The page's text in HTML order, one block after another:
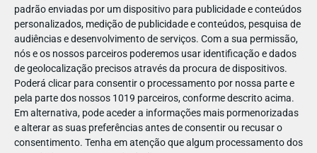
padrão enviadas por um dispositivo para publicidade e conteúdos
personalizados, medição de publicidade e conteúdos, pesquisa de
audiências e desenvolvimento de serviços. Com a sua permissão,
nós e os nossos parceiros poderemos usar identificação e dados
de geolocalização precisos através da procura de dispositivos.
Poderá clicar para consentir o processamento por nossa parte e
pela parte dos nossos 1019 parceiros, conforme descrito acima.
Em alternativa, pode aceder a informações mais pormenorizadas
e alterar as suas preferências antes de consentir ou recusar o
consentimento. Tenha em atenção que algum processamento dos
17
472791663163945